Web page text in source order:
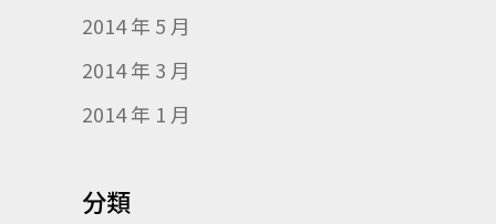
2014 年 5 月
2014 年 3 月
2014 年 1 月
分類